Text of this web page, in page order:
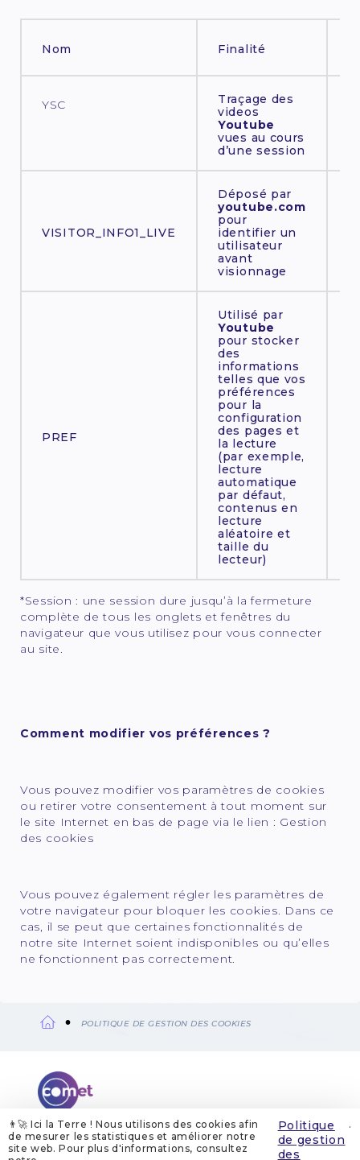
👨‍🚀 Ici la Terre ! Nous utilisons des cookies afin
de mesurer les statistiques et améliorer notre
site web. Pour plus d'informations, consultez
Politique
de gestion
des
.
Nom Finalité
YSC
Traçage des
videos
Youtube
vues au cours
d’une session
VISITOR_INFO1_LIVE
Déposé par
youtube.com
pour
identifier un
utilisateur
avant
visionnage
PREF
Utilisé par
Youtube
pour stocker
des
informations
telles que vos
préférences
pour la
configuration
des pages et
la lecture
(par exemple,
lecture
automatique
par défaut,
contenus en
lecture
aléatoire et
taille du
lecteur)
*Session : une session dure jusqu’à la fermeture
complète de tous les onglets et fenêtres du
navigateur que vous utilisez pour vous connecter
au site.
Comment modifier vos préférences ?
Vous pouvez modifier vos paramètres de cookies
ou retirer votre consentement à tout moment sur
le site Internet en bas de page via le lien : Gestion
des cookies
Vous pouvez également régler les paramètres de
votre navigateur pour bloquer les cookies. Dans ce
cas, il se peut que certaines fonctionnalités de
notre site Internet soient indisponibles ou qu’elles
ne fonctionnent pas correctement.
d'Ariane
POLITIQUE DE GESTION DES COOKIES
QUI SOMMES-NOUS
MENTIONS LÉGALES
GESTION DES COOKIES
POLITIQUE DE GESTION DES COOKIES